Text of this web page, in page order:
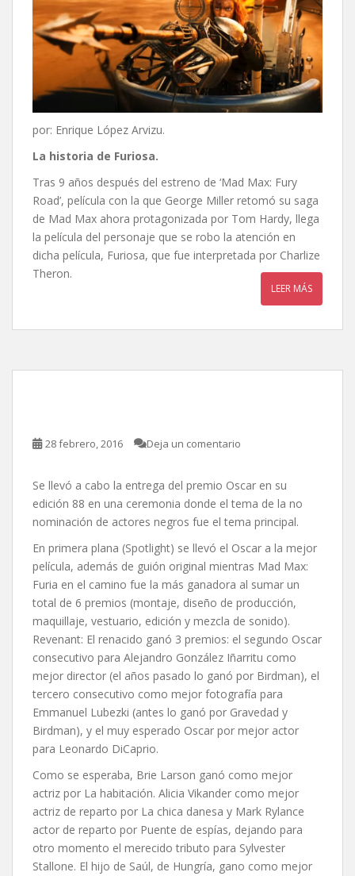
por: Enrique López Arvizu.
La historia de Furiosa.
Tras 9 años después del estreno de ‘Mad Max: Fury
Road’, película con la que George Miller retomó su saga
de Mad Max ahora protagonizada por Tom Hardy, llega
la película del personaje que se robo la atención en
dicha película, Furiosa, que fue interpretada por Charlize
Theron.
LEER MÁS
28 febrero, 2016 Deja un comentario
Se llevó a cabo la entrega del premio Oscar en su
edición 88 en una ceremonia donde el tema de la no
nominación de actores negros fue el tema principal.
En primera plana (Spotlight) se llevó el Oscar a la mejor
película, además de guión original mientras Mad Max:
Furia en el camino fue la más ganadora al sumar un
total de 6 premios (montaje, diseño de producción,
maquillaje, vestuario, edición y mezcla de sonido).
Revenant: El renacido ganó 3 premios: el segundo Oscar
consecutivo para Alejandro González Iñarritu como
mejor director (el años pasado lo ganó por Birdman), el
tercero consecutivo como mejor fotografía para
Emmanuel Lubezki (antes lo ganó por Gravedad y
Birdman), y el muy esperado Oscar por mejor actor
para Leonardo DiCaprio.
Como se esperaba, Brie Larson ganó como mejor
actriz por La habitación. Alicia Vikander como mejor
actriz de reparto por La chica danesa y Mark Rylance
actor de reparto por Puente de espías, dejando para
otro momento el merecido tributo para Sylvester
Stallone. El hijo de Saúl, de Hungría, gano como mejor